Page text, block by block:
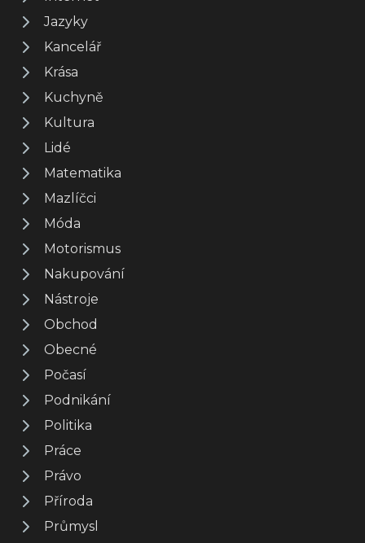
Jazyky
Kancelář
Krása
Kuchyně
Kultura
Lidé
Matematika
Mazlíčci
Móda
Motorismus
Nakupování
Nástroje
Obchod
Obecné
Počasí
Podnikání
Politika
Práce
Právo
Příroda
Průmysl